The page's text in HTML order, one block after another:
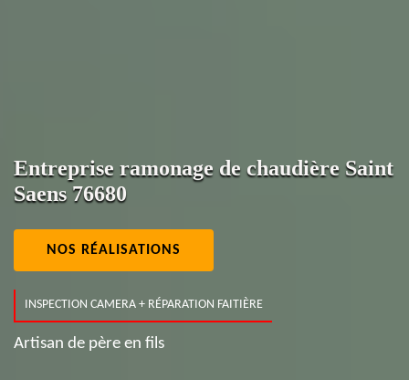
Entreprise ramonage de chaudière Saint
Saens 76680
NOS RÉALISATIONS
INSPECTION CAMERA + RÉPARATION FAITIÈRE
Artisan de père en fils